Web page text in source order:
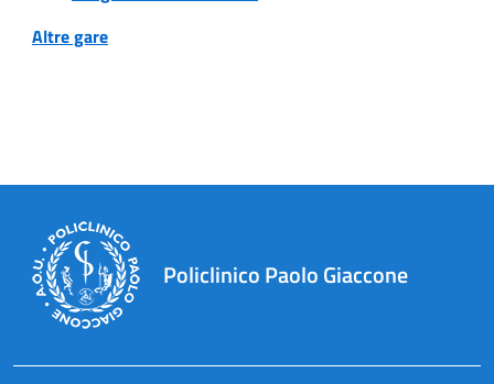
Altre gare
Policlinico Paolo Giaccone